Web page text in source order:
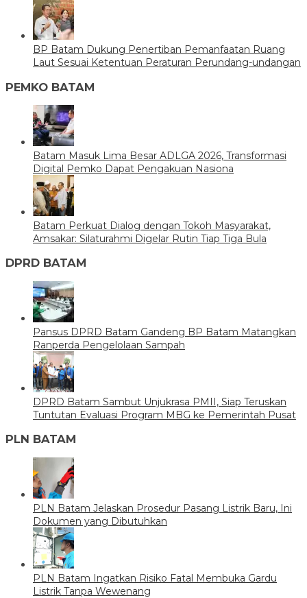
BP Batam Dukung Penertiban Pemanfaatan Ruang
Laut Sesuai Ketentuan Peraturan Perundang-undangan
PEMKO BATAM
Batam Masuk Lima Besar ADLGA 2026, Transformasi
Digital Pemko Dapat Pengakuan Nasiona
Batam Perkuat Dialog dengan Tokoh Masyarakat,
Amsakar: Silaturahmi Digelar Rutin Tiap Tiga Bula
DPRD BATAM
Pansus DPRD Batam Gandeng BP Batam Matangkan
Ranperda Pengelolaan Sampah
DPRD Batam Sambut Unjukrasa PMII, Siap Teruskan
Tuntutan Evaluasi Program MBG ke Pemerintah Pusat
PLN BATAM
PLN Batam Jelaskan Prosedur Pasang Listrik Baru, Ini
Dokumen yang Dibutuhkan
PLN Batam Ingatkan Risiko Fatal Membuka Gardu
Listrik Tanpa Wewenang